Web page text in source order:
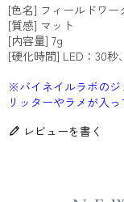
[色名] フィールドワー
[質感] マット
[内容量] 7g
[硬化時間] LED：30秒
※バイネイルラボのジ
リッターやラメが入
レビューを書く